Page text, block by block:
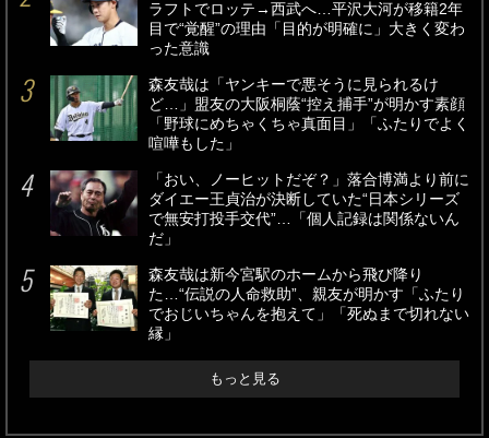
ラフトでロッテ→西武へ…平沢大河が移籍2年
目で“覚醒”の理由「目的が明確に」大きく変わ
った意識
森友哉は「ヤンキーで悪そうに見られるけ
ど…」盟友の大阪桐蔭“控え捕手”が明かす素顔
「野球にめちゃくちゃ真面目」「ふたりでよく
喧嘩もした」
「おい、ノーヒットだぞ？」落合博満より前に
ダイエー王貞治が決断していた“日本シリーズ
で無安打投手交代”…「個人記録は関係ないん
だ」
森友哉は新今宮駅のホームから飛び降り
た…“伝説の人命救助”、親友が明かす「ふたり
でおじいちゃんを抱えて」「死ぬまで切れない
縁」
もっと見る